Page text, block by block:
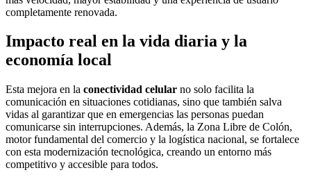
completamente renovada.
Impacto real en la vida diaria y la
economía local
Esta mejora en la conectividad celular no solo facilita la
comunicación en situaciones cotidianas, sino que también salva
vidas al garantizar que en emergencias las personas puedan
comunicarse sin interrupciones. Además, la Zona Libre de Colón,
motor fundamental del comercio y la logística nacional, se fortalece
con esta modernización tecnológica, creando un entorno más
competitivo y accesible para todos.